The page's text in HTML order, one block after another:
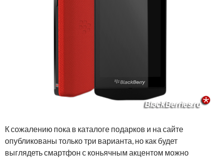
К сожалению пока в каталоге подарков и на сайте
опубликованы только три варианта, но как будет
выглядеть смартфон с коньячным акцентом можно